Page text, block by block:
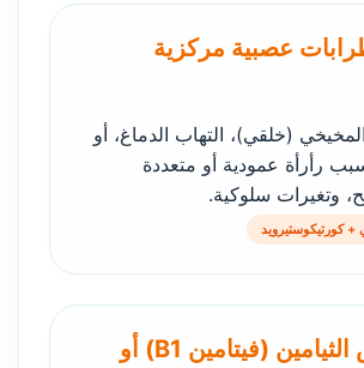
عصبية مركزية
(خلقي)، التهاب الدماغ، أو
رأرأة عمودية أو متعددة
وتغيرات سلوكية.
كورتيكوستيرويد
🥩 5. نقص الثيامين (فيتامين B1) أو